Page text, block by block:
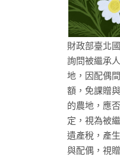
財政部臺北
詢問被繼承
地，因配偶
額，免課贈
的農地，應
定，視為被
遺產稅，產
與配偶，視